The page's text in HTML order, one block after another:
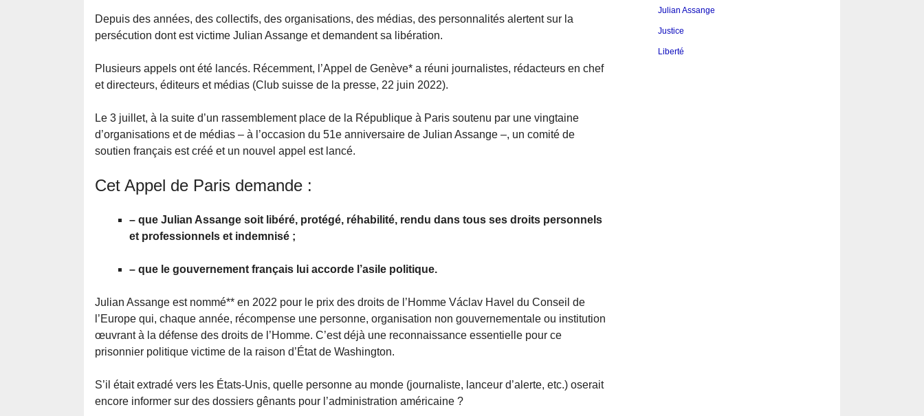
Depuis des années, des collectifs, des organisations, des médias, des personnalités alertent sur la
persécution dont est victime Julian Assange et demandent sa libération.
Plusieurs appels ont été lancés. Récemment, l’Appel de Genève* a réuni journalistes, rédacteurs en chef
et directeurs, éditeurs et médias (Club suisse de la presse, 22 juin 2022).
Le 3 juillet, à la suite d’un rassemblement place de la République à Paris soutenu par une vingtaine
d’organisations et de médias – à l’occasion du 51e anniversaire de Julian Assange –, un comité de
soutien français est créé et un nouvel appel est lancé.
Cet Appel de Paris demande :
– que Julian Assange soit libéré, protégé, réhabilité, rendu dans tous ses droits personnels
et professionnels et indemnisé ;
– que le gouvernement français lui accorde l’asile politique.
Julian Assange est nommé** en 2022 pour le prix des droits de l’Homme Václav Havel du Conseil de
l’Europe qui, chaque année, récompense une personne, organisation non gouvernementale ou institution
œuvrant à la défense des droits de l’Homme. C’est déjà une reconnaissance essentielle pour ce
prisonnier politique victime de la raison d’État de Washington.
S’il était extradé vers les États-Unis, quelle personne au monde (journaliste, lanceur d’alerte, etc.) oserait
encore informer sur des dossiers gênants pour l’administration américaine ?
Julian Assange
Justice
Liberté